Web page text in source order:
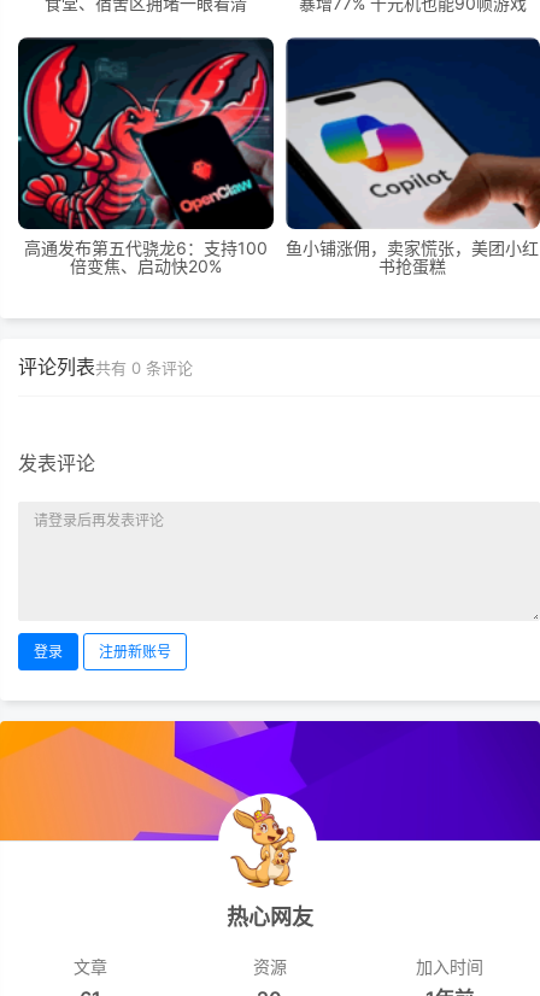
高通发布第五代骁龙6：支持100
倍变焦、启动快20%
鱼小铺涨佣，卖家慌张，美团小红
书抢蛋糕
评论列表共有 0 条评论
发表评论
登录 注册新账号
热心网友
文章 资源 加入时间